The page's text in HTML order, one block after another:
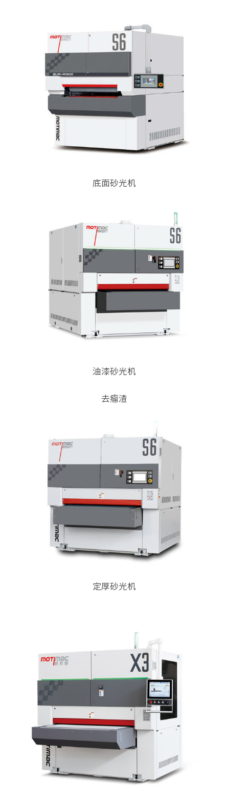
底面砂光机
油漆砂光机
去瘤渣
定厚砂光机